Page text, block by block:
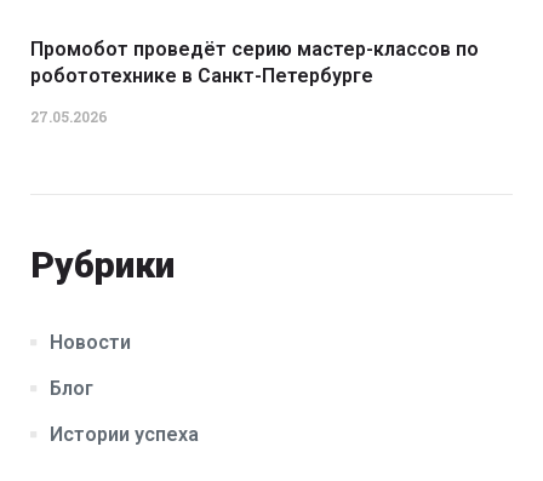
Промобот проведёт серию мастер-классов по
робототехнике в Санкт-Петербурге
27.05.2026
Рубрики
Новости
Блог
Истории успеха